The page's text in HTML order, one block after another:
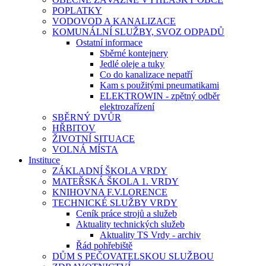
POPLATKY
VODOVOD A KANALIZACE
KOMUNÁLNÍ SLUŽBY, SVOZ ODPADŮ
Ostatní informace
Sběrné kontejnery
Jedlé oleje a tuky
Co do kanalizace nepatří
Kam s použitými pneumatikami
ELEKTROWIN - zpětný odběr
elektrozařízení
SBĚRNÝ DVŮR
HŘBITOV
ŽIVOTNÍ SITUACE
VOLNÁ MÍSTA
Instituce
ZÁKLADNÍ ŠKOLA VRDY
MATEŘSKÁ ŠKOLA 1. VRDY
KNIHOVNA F.V.LORENCE
TECHNICKÉ SLUŽBY VRDY
Ceník práce strojů a služeb
Aktuality technických služeb
Aktuality TS Vrdy - archiv
Řád pohřebiště
DŮM S PEČOVATELSKOU SLUŽBOU